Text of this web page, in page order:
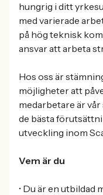
hungrig i ditt
med varierade
på hög teknisk
ansvar att arbeta
Hos oss är
möjligheter att
medarbetare är
de bästa
utveckling inom
Vem är du
• Du är en